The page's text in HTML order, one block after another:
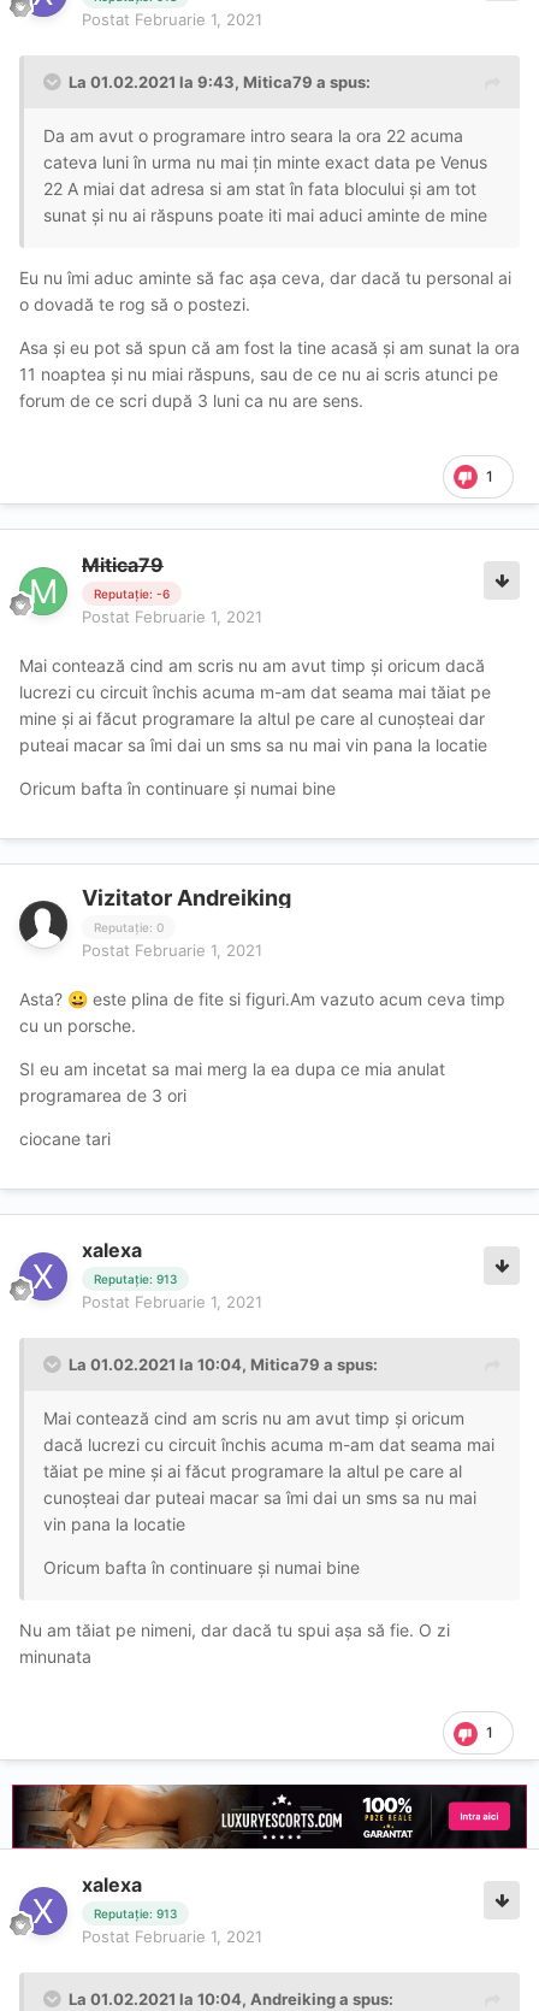
Postat Februarie 1, 2021
La 01.02.2021 la 9:43, Mitica79 a spus:
Da am avut o programare intro seara la ora 22 acuma
cateva luni în urma nu mai țin minte exact data pe Venus
22 A miai dat adresa si am stat în fata blocului și am tot
sunat și nu ai răspuns poate iti mai aduci aminte de mine
Eu nu îmi aduc aminte să fac așa ceva, dar dacă tu personal ai
o dovadă te rog să o postezi.
Asa și eu pot să spun că am fost la tine acasă și am sunat la ora
11 noaptea și nu miai răspuns, sau de ce nu ai scris atunci pe
forum de ce scri după 3 luni ca nu are sens.
1
Mitica79
Reputație: -6
Postat Februarie 1, 2021
Mai contează cind am scris nu am avut timp și oricum dacă
lucrezi cu circuit închis acuma m-am dat seama mai tăiat pe
mine și ai făcut programare la altul pe care al cunoșteai dar
puteai macar sa îmi dai un sms sa nu mai vin pana la locatie
Oricum bafta în continuare și numai bine
Vizitator Andreiking
Reputație: 0
Postat Februarie 1, 2021
Asta? 😀 este plina de fite si figuri.Am vazuto acum ceva timp
cu un porsche.
SI eu am incetat sa mai merg la ea dupa ce mia anulat
programarea de 3 ori
ciocane tari
xalexa
Reputație: 913
Postat Februarie 1, 2021
La 01.02.2021 la 10:04, Mitica79 a spus:
Mai contează cind am scris nu am avut timp și oricum
dacă lucrezi cu circuit închis acuma m-am dat seama mai
tăiat pe mine și ai făcut programare la altul pe care al
cunoșteai dar puteai macar sa îmi dai un sms sa nu mai
vin pana la locatie
Oricum bafta în continuare și numai bine
Nu am tăiat pe nimeni, dar dacă tu spui așa să fie. O zi
minunata
1
xalexa
Reputație: 913
Postat Februarie 1, 2021
La 01.02.2021 la 10:04, Andreikinga spus: